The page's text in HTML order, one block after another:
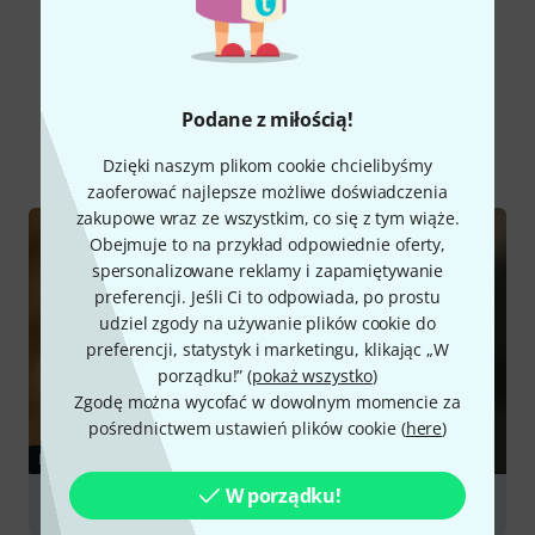
Podane z miłością!
Dzięki naszym plikom cookie chcielibyśmy
zaoferować najlepsze możliwe doświadczenia
zakupowe wraz ze wszystkim, co się z tym wiąże.
Obejmuje to na przykład odpowiednie oferty,
spersonalizowane reklamy i zapamiętywanie
preferencji. Jeśli Ci to odpowiada, po prostu
udziel zgody na używanie plików cookie do
preferencji, statystyk i marketingu, klikając „W
porządku!” (pokaż wszystko)
Zgodę można wycofać w dowolnym momencie za
pośrednictwem ustawień plików cookie (here)
W porządku!
PORADNIKI
Drumsticks